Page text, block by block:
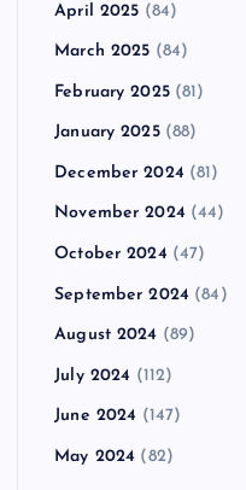
April 2025 (84)
March 2025 (84)
February 2025(81)
January 2025(88)
December 2024 (81)
November 2024 (44)
October 2024 (47)
September 2024 (84)
August 2024 (89)
July 2024 (112)
June 2024 (147)
May 2024 (82)